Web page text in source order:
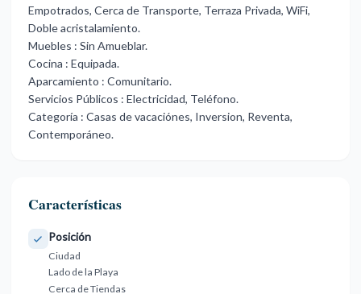
‌Empotrados, ‌Cerca de ‌Transporte, Terraza Privada, ‌WiFi,
‌Doble acristalamiento.
Muebles ‌: ‌Sin ‌Amueblar.
Cocina ‌: Equipada.
Aparcamiento : ‌Comunitario.
Servicios Públicos ‌: Electricidad, Teléfono.
Categoría ‌: ‌Casas ‌de ‌vacaciónes, ‌Inversion, ‌Reventa,
‌Contemporáneo.
Características
Posición
Ciudad
Lado de la Playa
Cerca de Tiendas